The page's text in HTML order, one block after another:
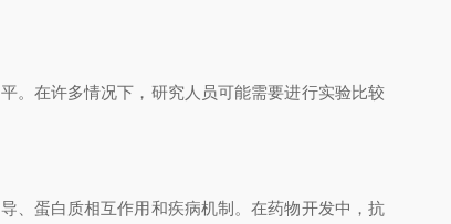
。在许多情况下，研究人员可能需要进行实验比较
、蛋白质相互作用和疾病机制。在药物开发中，抗